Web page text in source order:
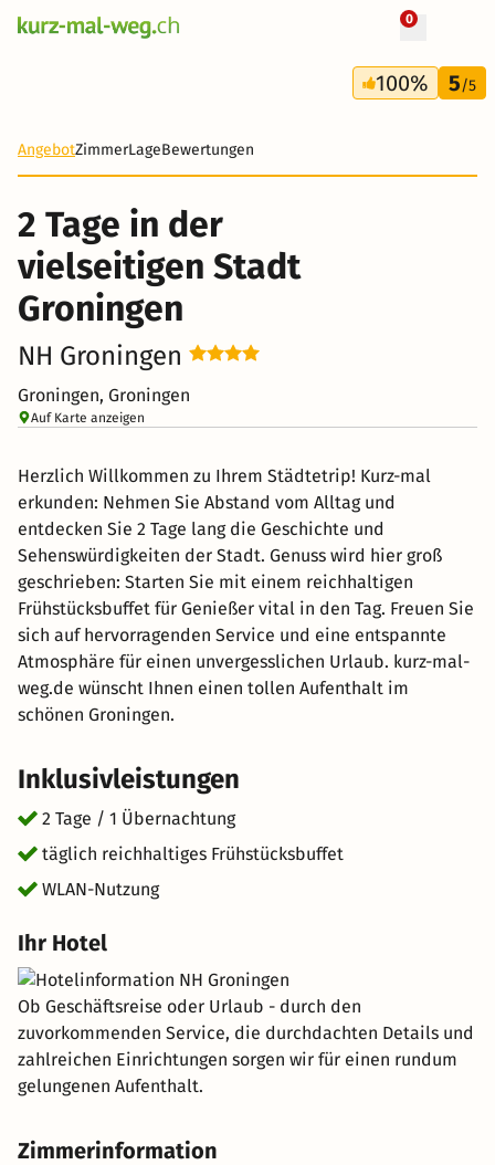
0
2 Tage
60 CHF
100% 5/5
AngebotZimmerLageBewertungen
2 Tage in der
vielseitigen Stadt
Groningen
NH Groningen
Groningen, Groningen
Auf Karte anzeigen
Herzlich Willkommen zu Ihrem Städtetrip! Kurz-mal
erkunden: Nehmen Sie Abstand vom Alltag und
entdecken Sie 2 Tage lang die Geschichte und
Sehenswürdigkeiten der Stadt. Genuss wird hier groß
geschrieben: Starten Sie mit einem reichhaltigen
Frühstücksbuffet für Genießer vital in den Tag. Freuen Sie
sich auf hervorragenden Service und eine entspannte
Atmosphäre für einen unvergesslichen Urlaub. kurz-mal-
weg.de wünscht Ihnen einen tollen Aufenthalt im
schönen Groningen.
Inklusivleistungen
2 Tage / 1 Übernachtung
täglich reichhaltiges Frühstücksbuffet
WLAN-Nutzung
Ihr Hotel
Ob Geschäftsreise oder Urlaub - durch den
zuvorkommenden Service, die durchdachten Details und
zahlreichen Einrichtungen sorgen wir für einen rundum
gelungenen Aufenthalt.
Zimmerinformation